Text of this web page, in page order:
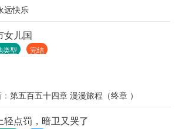
。事情逐渐怪异发展起来。好友1：“看你这点出
一个Alpha还怕他不成？”好友2：“谁家Omega
九啊？”季池：有没有一种可能他不是Omega？
爷Alphax温柔隐忍Enigma
远快乐
女儿国
类型 完结
第五百五十四章 漫漫旅程（终章 ）
轻点罚，暗卫又哭了